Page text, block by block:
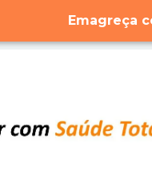
Emagreça